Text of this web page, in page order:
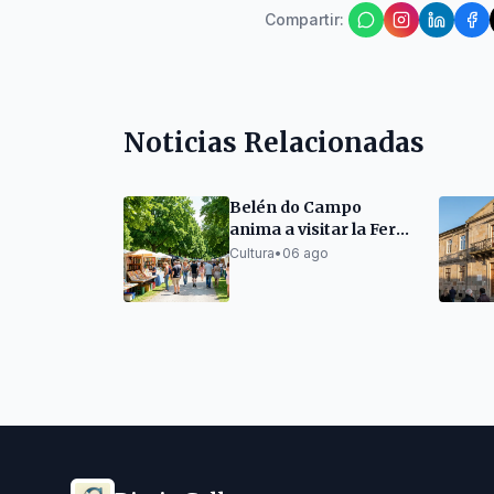
Compartir:
Noticias Relacionadas
Belén do Campo
anima a visitar la Feria
del Libro de A Coruña
Cultura• 06 ago